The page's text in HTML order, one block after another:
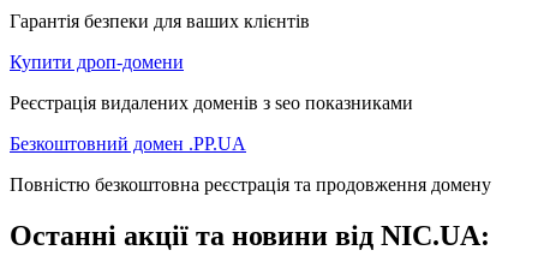
Гарантія безпеки для ваших клієнтів
Купити дроп-домени
Реєстрація видалених доменів з seo показниками
Безкоштовний домен .PP.UA
Повністю безкоштовна реєстрація та продовження домену
Останні акції та новини від NIC.UA: